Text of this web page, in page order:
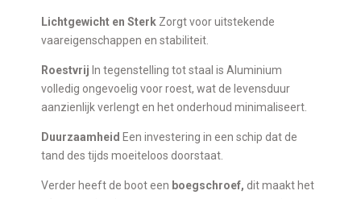
Lichtgewicht en Sterk Zorgt voor uitstekende
vaareigenschappen en stabiliteit.
Roestvrij In tegenstelling tot staal is Aluminium
volledig ongevoelig voor roest, wat de levensduur
aanzienlijk verlengt en het onderhoud minimaliseert.
Duurzaamheid Een investering in een schip dat de
tand des tijds moeiteloos doorstaat.
Verder heeft de boot een boegschroef, dit maakt het